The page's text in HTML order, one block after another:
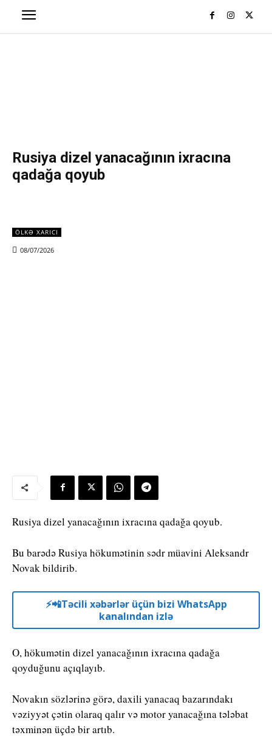
Rusiya dizel yanacağının ixracına
qadağa qoyub
ÖLKƏ XARICI
08/07/2026
Rusiya dizel yanacağının ixracına qadağa qoyub.
Bu barədə Rusiya hökumətinin sədr müavini Aleksandr
Novak bildirib.
⚡️📲Təcili xəbərlər üçün bizi WhatsApp
kanalından izlə
O, hökumətin dizel yanacağının ixracına qadağa
qoyduğunu açıqlayıb.
Novakın sözlərinə görə, daxili yanacaq bazarındakı
vəziyyət çətin olaraq qalır və motor yanacağına tələbat
təxminən üçdə bir artıb.